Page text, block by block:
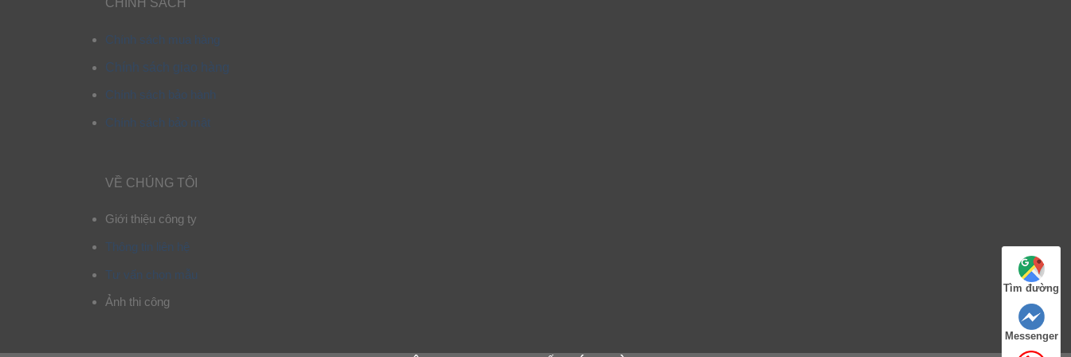
CHÍNH SÁCH
Chính sách mua hàng
Chính sách giao hàng
Chính sách bảo hành
Chính sách bảo mật
VỀ CHÚNG TÔI
Giới thiệu công ty
Thông tin liên hệ
Tư vấn chọn mẫu
Ảnh thi công
Tìm đường
Messenger